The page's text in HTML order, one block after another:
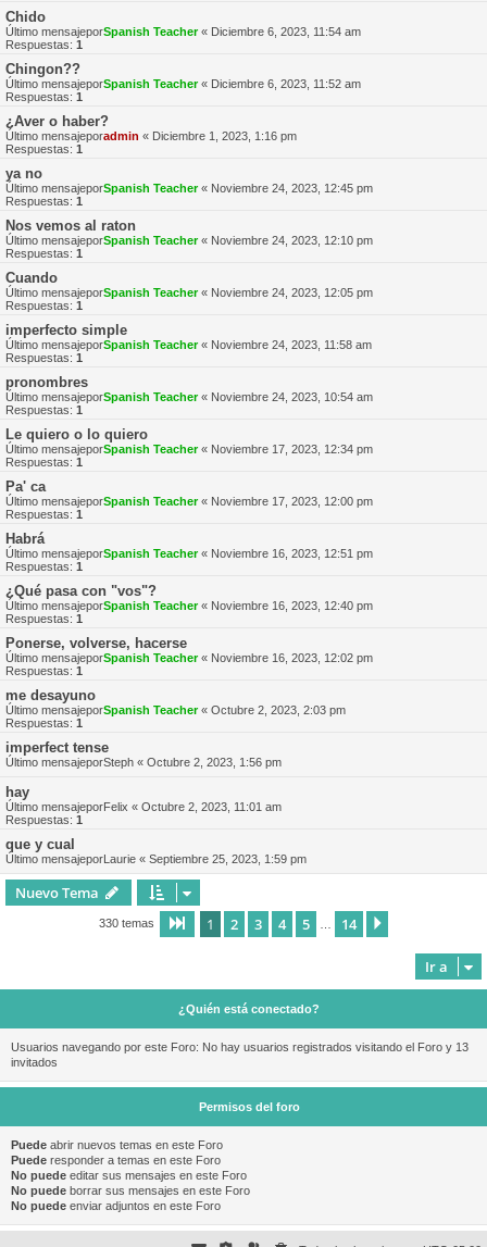
Chido
Último mensajeporSpanish Teacher« Diciembre 6, 2023, 11:54 am
Respuestas: 1
Chingon??
Último mensajeporSpanish Teacher« Diciembre 6, 2023, 11:52 am
Respuestas: 1
¿Aver o haber?
Último mensajeporadmin « Diciembre 1, 2023, 1:16 pm
Respuestas: 1
ya no
Último mensajeporSpanish Teacher« Noviembre 24, 2023, 12:45 pm
Respuestas: 1
Nos vemos al raton
Último mensajeporSpanish Teacher« Noviembre 24, 2023, 12:10 pm
Respuestas: 1
Cuando
Último mensajeporSpanish Teacher« Noviembre 24, 2023, 12:05 pm
Respuestas: 1
imperfecto simple
Último mensajeporSpanish Teacher« Noviembre 24, 2023, 11:58 am
Respuestas: 1
pronombres
Último mensajeporSpanish Teacher« Noviembre 24, 2023, 10:54 am
Respuestas: 1
Le quiero o lo quiero
Último mensajeporSpanish Teacher« Noviembre 17, 2023, 12:34 pm
Respuestas: 1
Pa' ca
Último mensajeporSpanish Teacher« Noviembre 17, 2023, 12:00 pm
Respuestas: 1
Habrá
Último mensajeporSpanish Teacher« Noviembre 16, 2023, 12:51 pm
Respuestas: 1
¿Qué pasa con "vos"?
Último mensajeporSpanish Teacher« Noviembre 16, 2023, 12:40 pm
Respuestas: 1
Ponerse, volverse, hacerse
Último mensajeporSpanish Teacher« Noviembre 16, 2023, 12:02 pm
Respuestas: 1
me desayuno
Último mensajeporSpanish Teacher« Octubre 2, 2023, 2:03 pm
Respuestas: 1
imperfect tense
Último mensajeporSteph « Octubre 2, 2023, 1:56 pm
hay
Último mensajeporFelix « Octubre 2, 2023, 11:01 am
Respuestas: 1
que y cual
Último mensajeporLaurie « Septiembre 25, 2023, 1:59 pm
Nuevo Tema
330 temas Página de 14
1 2 3 4 5 14
Ir a
¿Quién está conectado?
Usuarios navegando por este Foro: No hay usuarios registrados visitando el Foro y 13
invitados
Permisos del foro
Puede abrir nuevos temas en este Foro
Puede responder a temas en este Foro
No puede editar sus mensajes en este Foro
No puede borrar sus mensajes en este Foro
No puede enviar adjuntos en este Foro